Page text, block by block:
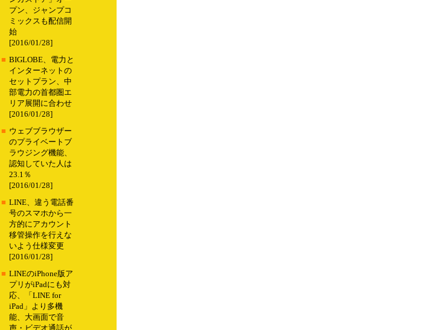
プン、ジャンプコ
ミックスも配信開
始
[2016/01/28]
■ BIGLOBE、電力と
インターネットの
セットプラン、中
部電力の首都圏エ
リア展開に合わせ
[2016/01/28]
■ ウェブブラウザー
のプライベートブ
ラウジング機能、
認知していた人は
23.1％
[2016/01/28]
■ LINE、違う電話番
号のスマホから一
方的にアカウント
移管操作を行えな
いよう仕様変更
[2016/01/28]
■ LINEのiPhone版ア
プリがiPadにも対
応、「LINE for
iPad」より多機
能、大画面で音
声・ビデオ通話が